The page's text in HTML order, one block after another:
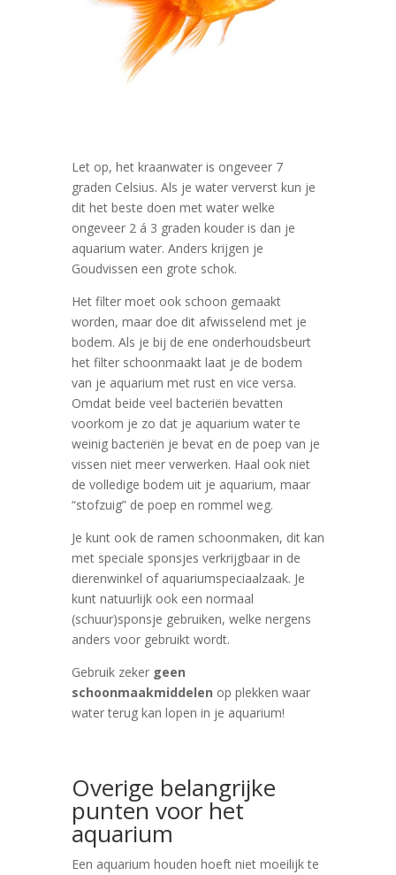
Let op, het kraanwater is ongeveer 7
graden Celsius. Als je water ververst kun je
dit het beste doen met water welke
ongeveer 2 á 3 graden kouder is dan je
aquarium water. Anders krijgen je
Goudvissen een grote schok.
Het filter moet ook schoon gemaakt
worden, maar doe dit afwisselend met je
bodem. Als je bij de ene onderhoudsbeurt
het filter schoonmaakt laat je de bodem
van je aquarium met rust en vice versa.
Omdat beide veel bacteriën bevatten
voorkom je zo dat je aquarium water te
weinig bacteriën je bevat en de poep van je
vissen niet meer verwerken. Haal ook niet
de volledige bodem uit je aquarium, maar
“stofzuig” de poep en rommel weg.
Je kunt ook de ramen schoonmaken, dit kan
met speciale sponsjes verkrijgbaar in de
dierenwinkel of aquariumspeciaalzaak. Je
kunt natuurlijk ook een normaal
(schuur)sponsje gebruiken, welke nergens
anders voor gebruikt wordt.
Gebruik zeker geen
schoonmaakmiddelen op plekken waar
water terug kan lopen in je aquarium!
Overige belangrijke
punten voor het
aquarium
Een aquarium houden hoeft niet moeilijk te